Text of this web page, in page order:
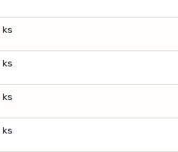
ks
ks
ks
ks